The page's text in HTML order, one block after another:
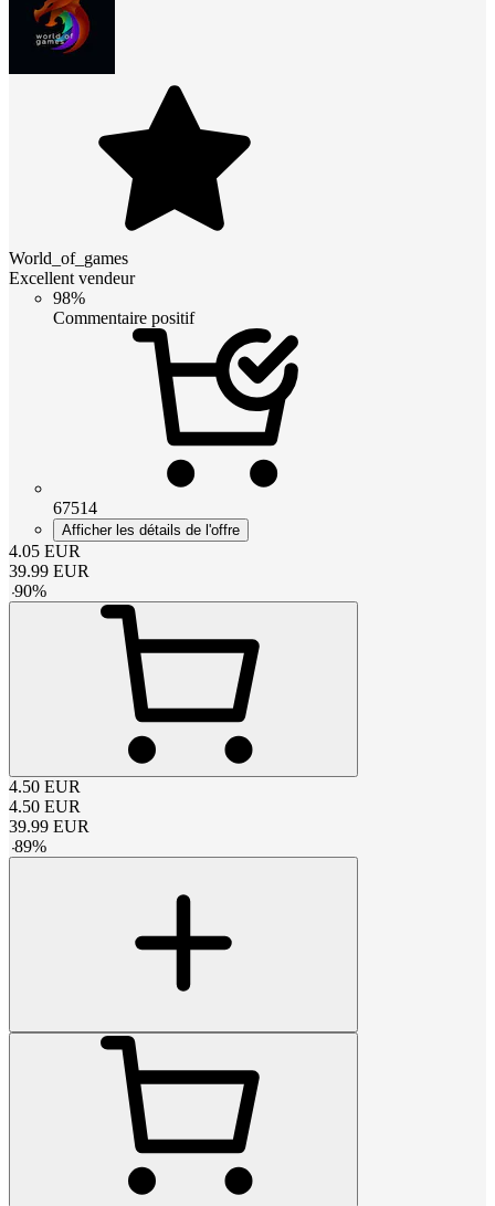
World_of_games
Excellent vendeur
98%
Commentaire positif
67514
Afficher les détails de l'offre
4.05 EUR
39.99 EUR
-90%
4.50 EUR
4.50 EUR
39.99 EUR
-89%